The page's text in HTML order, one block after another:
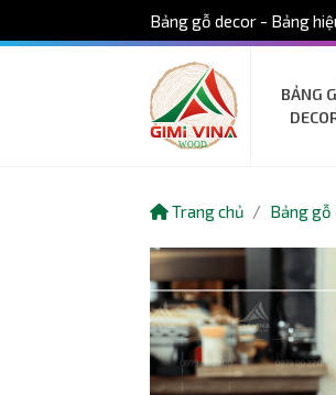
Trang chủ Bảng gỗ
Bảng gỗ decor - Bảng
BẢNG